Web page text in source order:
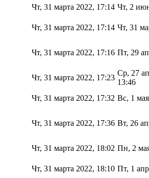
Чт, 31 марта 2022, 17:14 Чт, 2
Чт, 31 марта 2022, 17:14 Чт, 31
Чт, 31 марта 2022, 17:16 Пт, 29
Чт, 31 марта 2022, 17:23
Ср, 27
13:46
Чт, 31 марта 2022, 17:32 Вс, 1
Чт, 31 марта 2022, 17:36 Вт, 26
Чт, 31 марта 2022, 18:02 Пн, 2
Чт, 31 марта 2022, 18:10 Пт, 1